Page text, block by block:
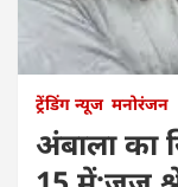
ट्रेंडिंग न्यूज मनोरंजन
अंबाला का